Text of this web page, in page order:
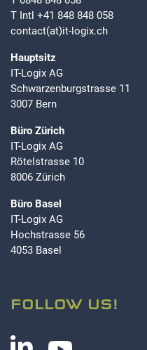
T Intl +41 848 848 058
contact(at)it-logix.ch
Hauptsitz
IT-Logix AG
Schwarzenburgstrasse 11
3007 Bern
Büro Zürich
IT-Logix AG
Rötelstrasse 10
8006 Zürich
Büro Basel
IT-Logix AG
Hochstrasse 56
4053 Basel
FOLLOW US!